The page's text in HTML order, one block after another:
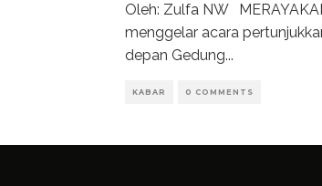
Oleh: Zulfa NW
menggelar acara
depan Gedung...
KABAR 0 COMMENTS